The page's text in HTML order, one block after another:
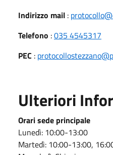
Indirizzo mail :
Telefono :035 4545317
PEC :
Ulteriori
Orari sede principale
Lunedì: 10:00-13:00
Martedì: 10:00-13:00,